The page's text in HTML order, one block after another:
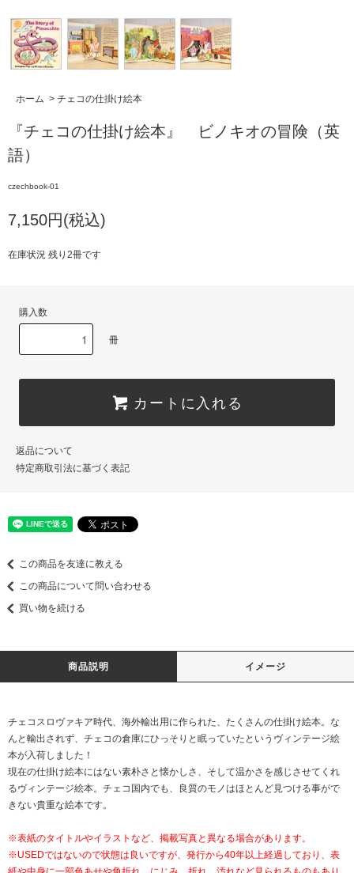
ホーム > チェコの仕掛け絵本
『チェコの仕掛け絵本』 ビノキオの冒険（英
語）
czechbook-01
7,150円(税込)
在庫状況 残り2冊です
購入数
冊
カートに入れる
返品について
特定商取引法に基づく表記
この商品を友達に教える
この商品について問い合わせる
買い物を続ける
商品説明 イメージ
チェコスロヴァキア時代、海外輸出用に作られた、たくさんの仕掛け絵本。な
んと輸出されず、チェコの倉庫にひっそりと眠っていたというヴィンテージ絵
本が入荷しました！
現在の仕掛け絵本にはない素朴さと懐かしさ、そして温かさを感じさせてくれ
るヴィンテージ絵本。チェコ国内でも、良質のモノはほとんど見つける事がで
きない貴重な絵本です。
※表紙のタイトルやイラストなど、掲載写真と異なる場合があります。
※USEDではないので状態は良いですが、発行から40年以上経過しており、表